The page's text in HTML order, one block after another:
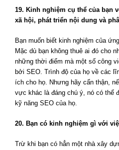
19. Kinh nghiệm cụ thể của bạn
xã hội, phát triển nội dung và
Bạn muốn biết kinh nghiệm của
Mặc dù bạn không thuê ai đó cho
những thời điểm mà một số công
bởi SEO. Trình độ của họ về các
ích cho họ. Nhưng hãy cẩn thận,
vực khác là đáng chú ý, nó có thể
kỹ năng SEO của họ.
20. Bạn có kinh nghiệm gì với
Trừ khi bạn có hẳn một nhà xây